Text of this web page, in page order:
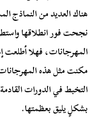
هناك العديد من النماذج
نجحت فور انطلاقها
المهرجانات، فهلا أطلعت
مكنت مثل هذه
التخبط في الدورات
بشكلٍ يليق بعظمتها.